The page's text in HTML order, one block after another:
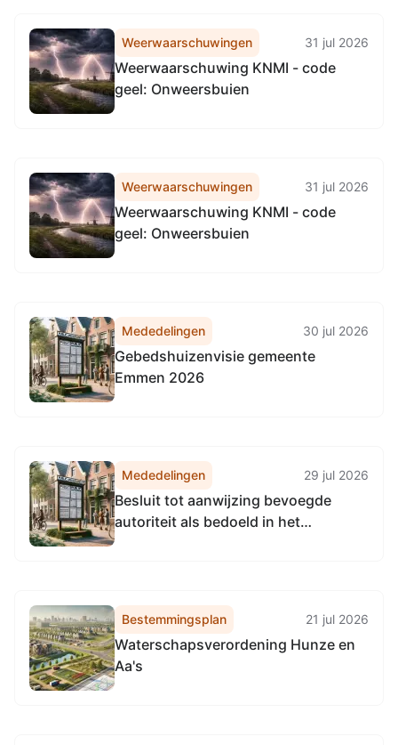
Weerwaarschuwingen 31 jul 2026
Weerwaarschuwing KNMI - code
geel: Onweersbuien
Weerwaarschuwingen 31 jul 2026
Weerwaarschuwing KNMI - code
geel: Onweersbuien
Mededelingen 30 jul 2026
Gebedshuizenvisie gemeente
Emmen 2026
Mededelingen 29 jul 2026
Besluit tot aanwijzing bevoegde
autoriteit als bedoeld in het
Besluit Onderzoeksraad voor
veiligheid
Bestemmingsplan 21 jul 2026
Waterschapsverordening Hunze en
Aa's